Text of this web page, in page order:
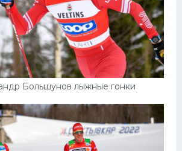
Большунов лыжные гонки